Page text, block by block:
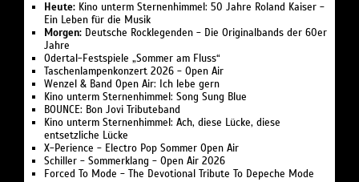
Heute: Kino unterm Sternenhimmel: 50 Jahre Roland Kaiser -
Ein Leben für die Musik
Morgen: Deutsche Rocklegenden - Die Originalbands der 60er
Jahre
Odertal-Festspiele „Sommer am Fluss“
Taschenlampenkonzert 2026 - Open Air
Wenzel & Band Open Air: Ich lebe gern
Kino unterm Sternenhimmel: Song Sung Blue
BOUNCE: Bon Jovi Tributeband
Kino unterm Sternenhimmel: Ach, diese Lücke, diese
entsetzliche Lücke
X-Perience - Electro Pop Sommer Open Air
Schiller - Sommerklang - Open Air 2026
Forced To Mode - The Devotional Tribute To Depeche Mode